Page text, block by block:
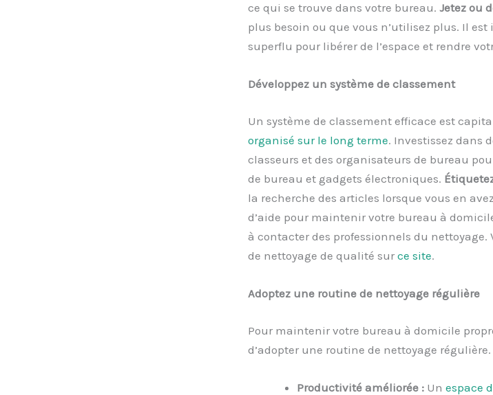
ce qui se trouve dans votre bureau. Jetez ou
plus besoin ou que vous n’utilisez plus. Il
superflu pour libérer de l’espace et rendre
Développez un système de classement
Un système de classement efficace est
organisé sur le long terme. Investissez dans
classeurs et des organisateurs de bureau
de bureau et gadgets électroniques.
la recherche des articles lorsque vous en
d’aide pour maintenir votre bureau à
à contacter des professionnels du nettoyage.
de nettoyage de qualité sur ce site.
Adoptez une routine de nettoyage régulière
Pour maintenir votre bureau à domicile
d’adopter une routine de nettoyage
Productivité améliorée :Un espace